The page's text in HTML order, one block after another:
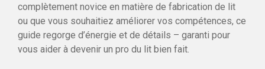
complètement novice en matière de fabrication de lit
ou que vous souhaitiez améliorer vos compétences, ce
guide regorge d’énergie et de détails – garanti pour
vous aider à devenir un pro du lit bien fait.